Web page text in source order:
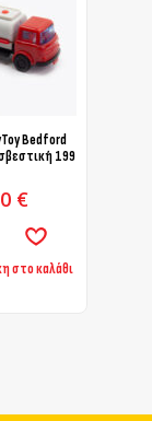
Bedford
199
€
στο καλάθι